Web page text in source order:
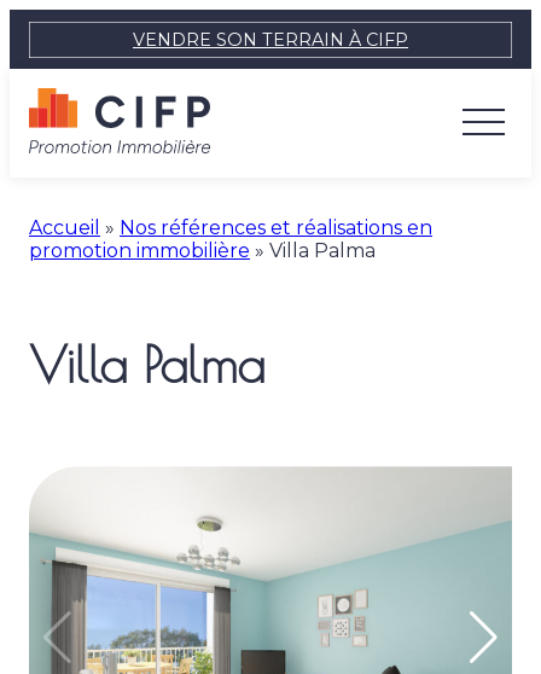
VENDRE SON TERRAIN À CIFP
Accueil » Nos références et réalisations en
promotion immobilière » Villa Palma
Villa Palma